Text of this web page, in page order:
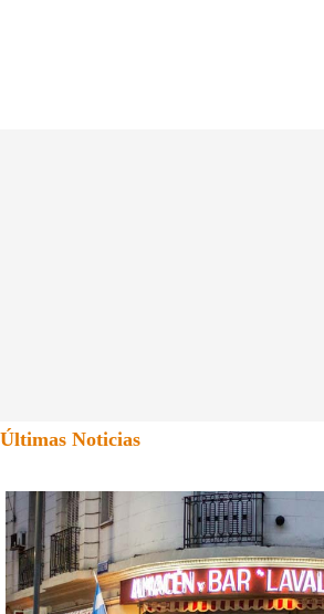
Últimas Noticias